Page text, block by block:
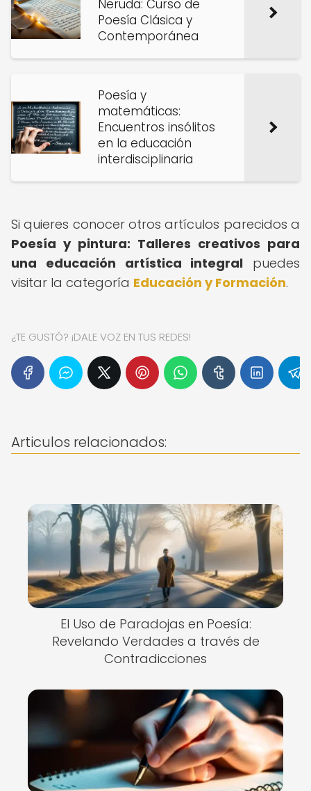
Neruda: Curso de
Poesía Clásica y
Contemporánea
Poesía y
matemáticas:
Encuentros insólitos
en la educación
interdisciplinaria
Si quieres conocer otros artículos parecidos a
Poesía y pintura: Talleres creativos para
una educación artística integral puedes
visitar la categoría Educación y Formación.
¿TE GUSTÓ? ¡DALE VOZ EN TUS REDES!
Articulos relacionados:
El Uso de Paradojas en Poesía:
Revelando Verdades a través de
Contradicciones